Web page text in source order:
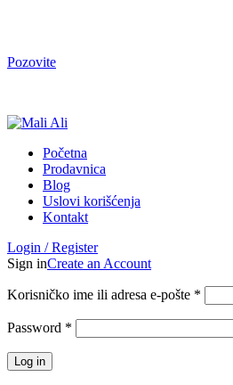
Pozovite
Početna
Prodavnica
Blog
Uslovi korišćenja
Kontakt
Login / Register
Sign inCreate an Account
Korisničko ime ili adresa e-pošte *
Password *
Log in